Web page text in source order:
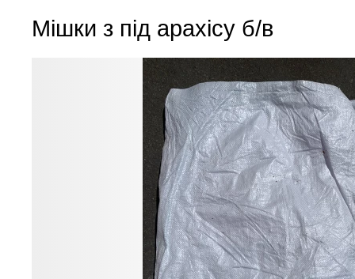
Мішки з під арахісу б/в